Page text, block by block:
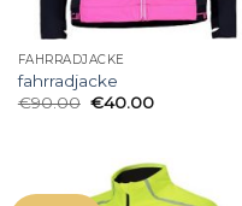
FAHRRADJACKE
fahrradjacke
€90.00 €40.00